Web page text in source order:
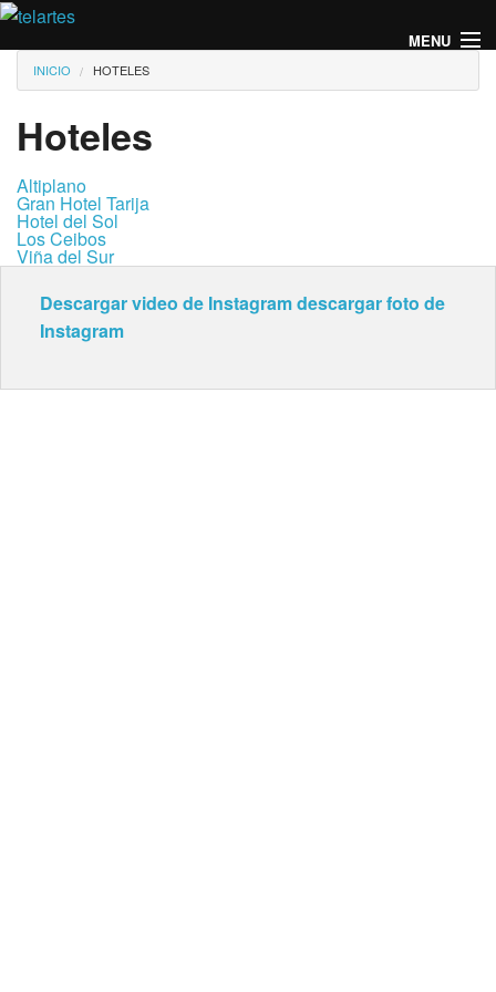
Pasar al contenido principal
MENU
Usted está aquí
INICIO HOTELES
Hoteles
Altiplano
Gran Hotel Tarija
Hotel del Sol
Los Ceibos
Viña del Sur
Descargar video de Instagramdescargar foto de
Instagram